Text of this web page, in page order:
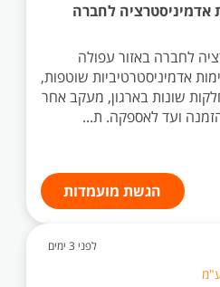
אדמיניסטרציה לחברה
לחברה באזור עפולה
אדמיניסטרטיביות שוטפות,
שונות בארגון, מעקב אחר
ועד לאספקה. ת...
הגשת מועמדות
לפני 3 ימים